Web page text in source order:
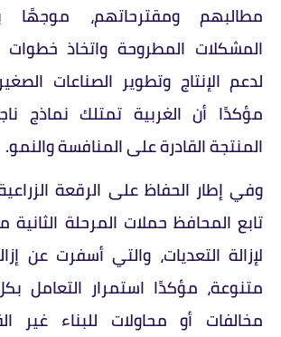
مطالبهم ومقترحاتهم، موجهًا
المشكلات المطروحة واتخاذ خطوات
لدعم الإنتاج وتطوير الصناعات
مؤكدًا أن الغربية تمتلك نماذج
المنتجة القادرة على المنافسة والنمو.
وفي إطار الحفاظ على الرقعة
متنوعة، مؤكدًا استمرار
مخالفات أو محاولات للبناء غير